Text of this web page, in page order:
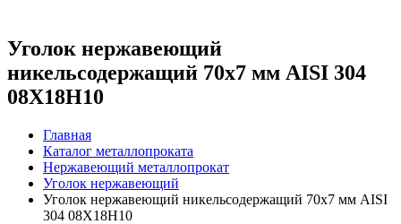
Уголок нержавеющий
никельсодержащий 70x7 мм AISI 304
08Х18Н10
Главная
Каталог металлопроката
Нержавеющий металлопрокат
Уголок нержавеющий
Уголок нержавеющий никельсодержащий 70x7 мм AISI
304 08Х18Н10